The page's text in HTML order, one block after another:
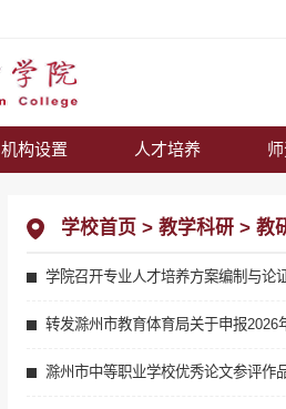
机构设置 人才培养
学校首页 > 教学科研> 教
学院召开专业人才培养方案编制与论
转发滁州市教育体育局关于申报
滁州市中等职业学校优秀论文参评作